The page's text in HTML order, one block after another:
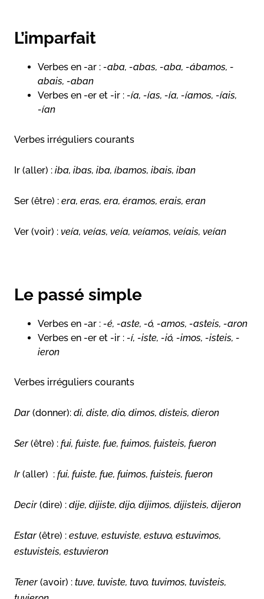
L’imparfait
Verbes en -ar : -aba, -abas, -aba, -ábamos, -
abais, -aban
Verbes en -er et -ir : -ía, -ías, -ía, -íamos, -íais,
-ían
Verbes irréguliers courants
Ir (aller) : iba, ibas, iba, íbamos, ibais, iban
Ser (être) : era, eras, era, éramos, erais, eran
Ver (voir) : veía, veías, veía, veíamos, veíais, veían
Le passé simple
Verbes en -ar : -é, -aste, -ó, -amos, -asteis, -aron
Verbes en -er et -ir : -í, -iste, -ió, -imos, -isteis, -
ieron
Verbes irréguliers courants
Dar (donner): di, diste, dio, dimos, disteis, dieron
Ser (être) : fui, fuiste, fue, fuimos, fuisteis, fueron
Ir (aller) : fui, fuiste, fue, fuimos, fuisteis, fueron
Decir (dire) : dije, dijiste, dijo, dijimos, dijisteis, dijeron
Estar (être) : estuve, estuviste, estuvo, estuvimos,
estuvisteis, estuvieron
Tener (avoir) : tuve, tuviste, tuvo, tuvimos, tuvisteis,